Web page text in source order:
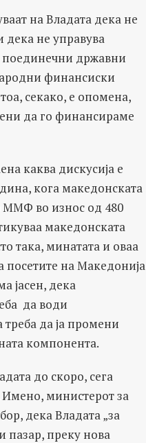
на Владата дека не
дека не управува
поединечни државни
финансиски
секако, е опомена,
да го финансираме
каква дискусија е
кога македонската
ММФ во износ од 480
македонската
така, минатата и оваа
на Македонија
јасен, дека
да води
да ја промени
компонента.
до скоро, сега
Имено, министерот за
дека Владата „за
пазар, преку нова